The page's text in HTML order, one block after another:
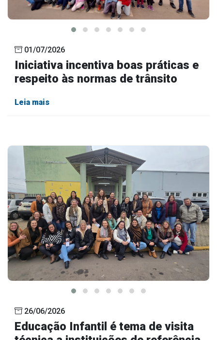
01/07/2026
Iniciativa incentiva boas práticas e
respeito às normas de trânsito
Leia mais
26/06/2026
Educação Infantil é tema de visita